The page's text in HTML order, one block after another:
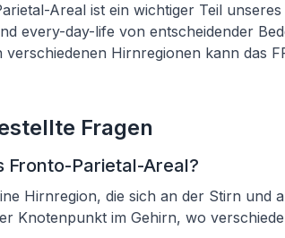
Areal ist ein wichtiger Teil
every-day-life von entscheidender
verschiedenen Hirnregionen kann das
Fragen
Fronto-Parietal-Areal?
Hirnregion, die sich an der Stirn und
Knotenpunkt im Gehirn, wo